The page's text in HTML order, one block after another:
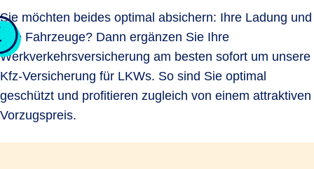
Sie möchten beides optimal absichern: Ihre Ladung und
Ihre Fahrzeuge? Dann ergänzen Sie Ihre
Werkverkehrsversicherung am besten sofort um unsere
Kfz-Versicherung für LKWs. So sind Sie optimal
geschützt und profitieren zugleich von einem attraktiven
Vorzugspreis.